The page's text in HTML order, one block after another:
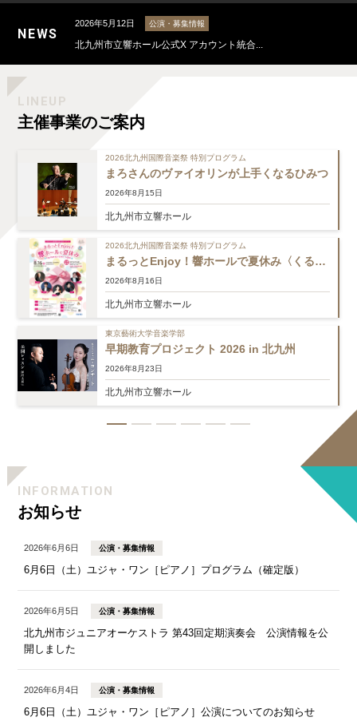
NEWS
2026年5月12日 公演・募集情報
北九州市立響ホール公式X アカウント統合...
北九州市立響ホール 公式Instagra...
LINEUP
主催事業のご案内
2026北九州国際音楽祭 特別プログラム
まろさんのヴァイオリンが上手くなるひみつ
2026年8月15日
北九州市立響ホール
2026北九州国際音楽祭 特別プログラム
まるっとEnjoy！響ホールで夏休み〈くるくるワルツでウィーン気分〉
2026年8月16日
北九州市立響ホール
東京藝術大学音楽学部
早期教育プロジェクト 2026 in 北九州
2026年8月23日
北九州市立響ホール
INFORMATION
お知らせ
2026年6月6日 公演・募集情報
6月6日（土）ユジャ・ワン［ピアノ］プログラム（確定版）
2026年6月5日 公演・募集情報
北九州市ジュニアオーケストラ 第43回定期演奏会 公演情報を公
開しました
2026年6月4日 公演・募集情報
6月6日（土）ユジャ・ワン［ピアノ］公演についてのお知らせ